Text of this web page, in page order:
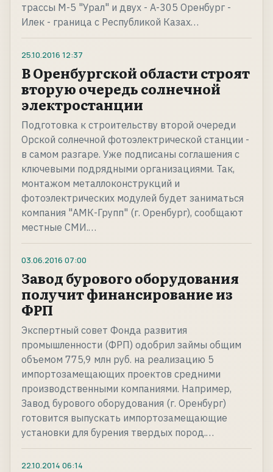
трассы М-5 "Урал" и двух - А-305 Оренбург -
Илек - граница с Республикой Казах…
25.10.2016 12:37
В Оренбургской области строят
вторую очередь солнечной
электростанции
Подготовка к строительству второй очереди
Орской солнечной фотоэлектрической станции -
в самом разгаре. Уже подписаны соглашения с
ключевыми подрядными организациями. Так,
монтажом металлоконструкций и
фотоэлектрических модулей будет заниматься
компания "АМК-Групп" (г. Оренбург), сообщают
местные СМИ.…
03.06.2016 07:00
Завод бурового оборудования
получит финансирование из
ФРП
Экспертный совет Фонда развития
промышленности (ФРП) одобрил займы общим
объемом 775,9 млн руб. на реализацию 5
импортозамещающих проектов средними
производственными компаниями. Например,
Завод бурового оборудования (г. Оренбург)
готовится выпускать импортозамещающие
установки для бурения твердых пород.…
22.10.2014 06:14